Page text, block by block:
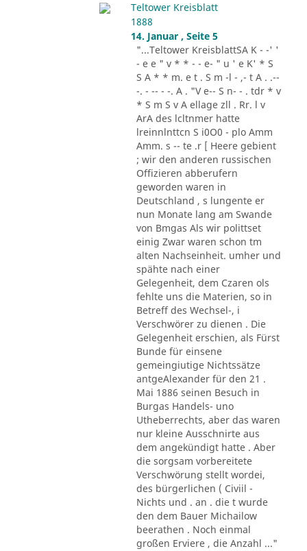
Teltower Kreisblatt
1888
14. Januar , Seite 5
"...Teltower KreisblattSA K - -' '
- e e " v * * - - e- " u ' e K' * S
S A * * m. e t . S m -l - ,- t A . .--
-. - -- - -. A . "V e-- S n- - . tdr * v
* S m S v A ellage zll . Rr. l v
ArA des lcltnmer hatte
lreinnlnttcn S i0O0 - plo Amm
Amm. s -- te .r [ Heere gebient
; wir den anderen russischen
Offizieren abberufern
geworden waren in
Deutschland , s lungente er
nun Monate lang am Swande
von Bmgas Als wir polittset
einig Zwar waren schon tm
alten Nachseinheit. umher und
spähte nach einer
Gelegenheit, dem Czaren ols
fehlte uns die Materien, so in
Betreff des Wechsel-, i
Verschwörer zu dienen . Die
Gelegenheit erschien, als Fürst
Bunde für einsene
gemeingiutige Nichtssätze
antgeAlexander für den 21 .
Mai 1886 seinen Besuch in
Burgas Handels- uno
Utheberrechts, aber das waren
nur kleine Ausschnirte aus
dem angekündigt hatte . Aber
die sorgsam vorbereitete
Verschwörung stellt wordei,
des bürgerlichen ( Civiil -
Nichts und . an . die t wurde
den dem Bauer Michailow
beerathen . Noch einmal
großen Erviere , die Anzahl ..."